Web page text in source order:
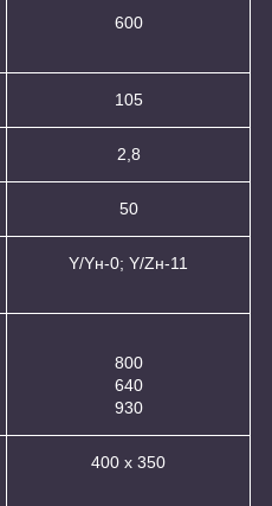
600
105
2,8
50
Y/Yн-0; Y/Zн-11
800
640
930
400 х 350